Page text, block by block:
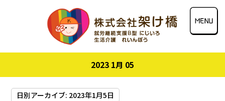
2023 1月 05
日別アーカイブ: 2023年1月5日